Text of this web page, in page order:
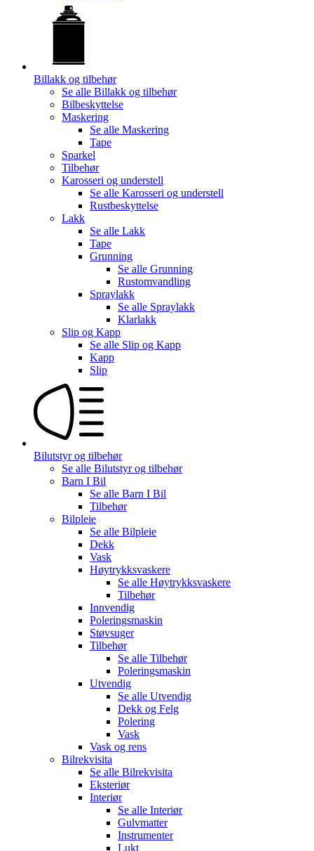
Billakk og tilbehør
Se alle Billakk og tilbehør
Bilbeskyttelse
Maskering
Se alle Maskering
Tape
Sparkel
Tilbehør
Karosseri og understell
Se alle Karosseri og understell
Rustbeskyttelse
Lakk
Se alle Lakk
Tape
Grunning
Se alle Grunning
Rustomvandling
Spraylakk
Se alle Spraylakk
Klarlakk
Slip og Kapp
Se alle Slip og Kapp
Kapp
Slip
Bilutstyr og tilbehør
Se alle Bilutstyr og tilbehør
Barn I Bil
Se alle Barn I Bil
Tilbehør
Bilpleie
Se alle Bilpleie
Dekk
Vask
Høytrykksvaskere
Se alle Høytrykksvaskere
Tilbehør
Innvendig
Poleringsmaskin
Støvsuger
Tilbehør
Se alle Tilbehør
Poleringsmaskin
Utvendig
Se alle Utvendig
Dekk og Felg
Polering
Vask
Vask og rens
Bilrekvisita
Se alle Bilrekvisita
Eksteriør
Interiør
Se alle Interiør
Gulvmatter
Instrumenter
Lukt